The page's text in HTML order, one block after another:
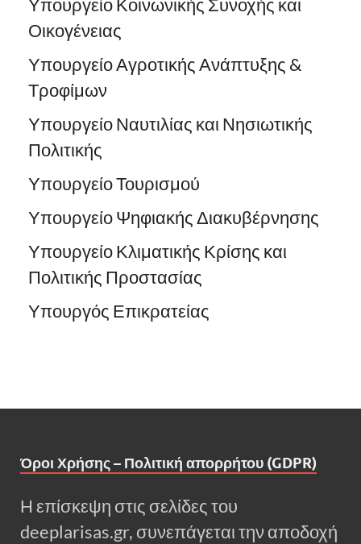
Υπουργείο Κοινωνικής Συνοχής και
Οικογένειας
Υπουργείο Αγροτικής Ανάπτυξης &
Τροφίμων
Υπουργείο Ναυτιλίας και Νησιωτικής
Πολιτικής
Υπουργείο Τουρισμού
Υπουργείο Ψηφιακής Διακυβέρνησης
Υπουργείο Κλιματικής Κρίσης και
Πολιτικής Προστασίας
Υπουργός Επικρατείας
Όροι Χρήσης – Πολιτική απορρήτου (GDPR)
Η επίσκεψη στις σελίδες του
deeplarisas.gr, συνεπάγεται την αποδοχή